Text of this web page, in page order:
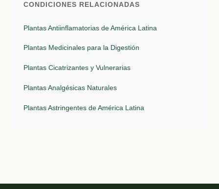
CONDICIONES RELACIONADAS
Plantas Antiinflamatorias de América Latina
Plantas Medicinales para la Digestión
Plantas Cicatrizantes y Vulnerarias
Plantas Analgésicas Naturales
Plantas Astringentes de América Latina